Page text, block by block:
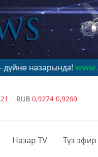
www.NazarNews.kg
RUB 0,9274 0,9260
Назар TV Түз эфир